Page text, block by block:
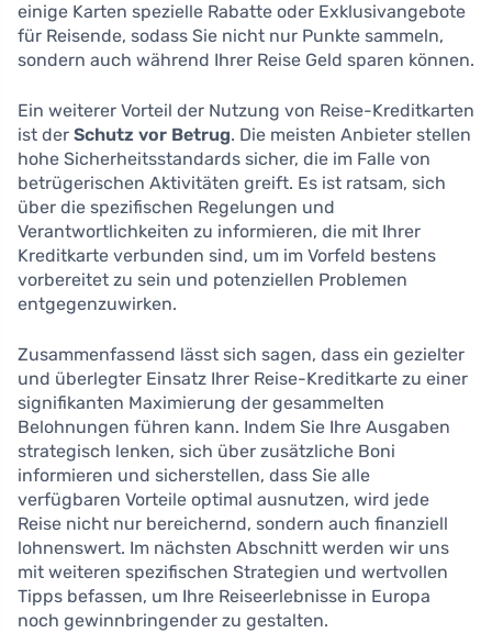
einige Karten spezielle Rabatte oder Exklusivangebote
für Reisende, sodass Sie nicht nur Punkte sammeln,
sondern auch während Ihrer Reise Geld sparen können.
Ein weiterer Vorteil der Nutzung von Reise-Kreditkarten
ist der Schutz vor Betrug. Die meisten Anbieter stellen
hohe Sicherheitsstandards sicher, die im Falle von
betrügerischen Aktivitäten greift. Es ist ratsam, sich
über die spezifischen Regelungen und
Verantwortlichkeiten zu informieren, die mit Ihrer
Kreditkarte verbunden sind, um im Vorfeld bestens
vorbereitet zu sein und potenziellen Problemen
entgegenzuwirken.
Zusammenfassend lässt sich sagen, dass ein gezielter
und überlegter Einsatz Ihrer Reise-Kreditkarte zu einer
signifikanten Maximierung der gesammelten
Belohnungen führen kann. Indem Sie Ihre Ausgaben
strategisch lenken, sich über zusätzliche Boni
informieren und sicherstellen, dass Sie alle
verfügbaren Vorteile optimal ausnutzen, wird jede
Reise nicht nur bereichernd, sondern auch finanziell
lohnenswert. Im nächsten Abschnitt werden wir uns
mit weiteren spezifischen Strategien und wertvollen
Tipps befassen, um Ihre Reiseerlebnisse in Europa
noch gewinnbringender zu gestalten.